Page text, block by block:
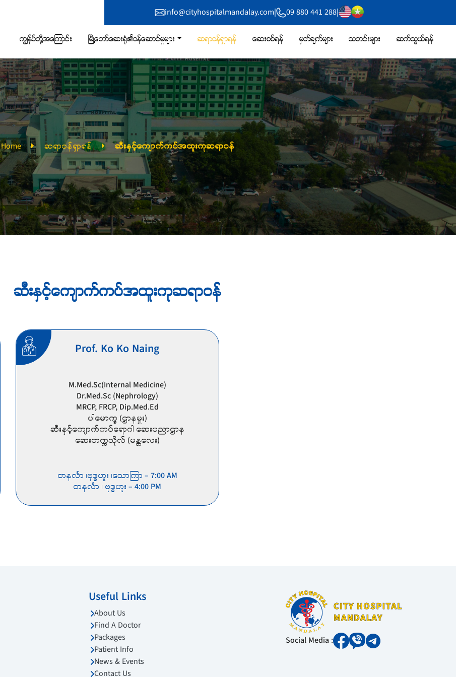
ကျွန်ုပ်တို့အကြောင်း မြို့တော်ဆေးရုံ၏ဝန်ဆောင်မှုများ ဆရာဝန်ရှာရန် ဆေးစစ်ရန် မှတ်ချက်များ သတင်းများ ဆက်သွယ်ရန်
info@cityhospitalmandalay.com 09 880 441 288|
Home ဆရာဝန်ရှာရန် ဆီးနှင့်ကျောက်ကပ်အထူးကုဆရာဝန်
ဆီးနှင့်ကျောက်ကပ်အထူးကုဆရာဝန်
Prof. Ko Ko Naing
M.Med.Sc(Internal Medicine)
Dr.Med.Sc (Nephrology)
MRCP, FRCP, Dip.Med.Ed
ပါမောက္ခ (ဌာနမှူး)
ဆီးနှင့်ကျောက်ကပ်ရောဂါ ဆေးပညာဌာန
ဆေးတက္ကသိုလ် (မန္တလေး)
တနင်္လာ ၊ဗုဒ္ဓဟူး ၊သောကြာ – 7:00 AM
တနင်္လာ ၊ ဗုဒ္ဓဟူး – 4:00 PM
Useful Links
About Us
Find A Doctor
Packages
Patient Info
News & Events
Contact Us
Social Media :